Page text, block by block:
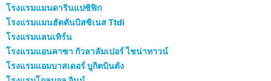
โรงแรมแมนดารินแปซิฟิก
โรงแรมแมนฮัตตันบิสซิเนส Ttdi
โรงแรมแลนเทิร์น
โรงแรมแอนคาซา กัวลาลัมเปอร์ ไชน่าทาวน์
โรงแรมแอมบาสเดอร์ บูกิตบินตัง